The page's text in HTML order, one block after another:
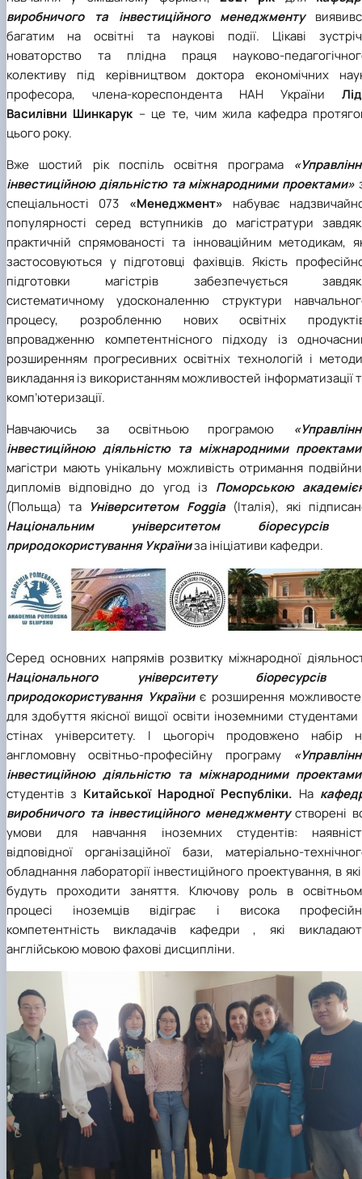
виробничого та інвестиційного менеджменту
багатим на освітні та наукові події. Цікаві
новаторство та плідна праця науково-
колективу під керівництвом доктора економічних
професора, члена-кореспондента НАН України
Василівни Шинкарук – це те, чим жила кафедра
цього року.
Вже шостий рік поспіль освітня програма
інвестиційною діяльністю та міжнародними проектами»
спеціальності 073 «Менеджмент» набуває
популярності серед вступників до магістратури
практичній спрямованості та інноваційним методикам,
застосовуються у підготовці фахівців. Якість
підготовки магістрів забезпечується
систематичному удосконаленню структури
процесу, розробленню нових освітніх
впровадженню компетентнісного підходу із
розширенням прогресивних освітніх технологій і
викладання із використанням можливостей інформатизації
комп’ютеризації.
Навчаючись за освітньою програмою
інвестиційною діяльністю та міжнародними
магістри мають унікальну можливість отримання
дипломів відповідно до угод із Поморською
(Польща) та Університетом Foggia(Італія), які
Національним університетом біоресурсів
природокористування Україниза ініціативи кафедри.
Серед основних напрямів розвитку міжнародної
Національного університету біоресурсів
природокористування Україниє розширення
для здобуття якісної вищої освіти іноземними студентами
стінах університету. І цьогоріч продовжено набір
англомовну освітньо-професійну програму
інвестиційною діяльністю та міжнародними
студентів з Китайської Народної Республіки. На
виробничого та інвестиційного менеджментустворені
умови для навчання іноземних студентів:
відповідної організаційної бази, матеріально-
обладнання лабораторії інвестиційного проектування, в
будуть проходити заняття. Ключову роль в
процесі іноземців відіграє і висока
компетентність викладачів кафедри , які
англійською мовою фахові дисципліни.